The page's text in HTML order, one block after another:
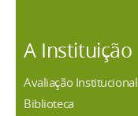
A Instituição
Avaliação Institucional
Biblioteca